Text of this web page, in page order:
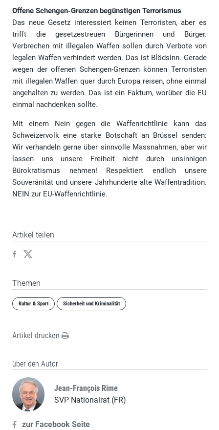
Offene Schengen-Grenzen begünstigen Terrorismus
Das neue Gesetz interessiert keinen Terroristen, aber es
trifft die gesetzestreuen Bürgerinnen und Bürger.
Verbrechen mit illegalen Waffen sollen durch Verbote von
legalen Waffen verhindert werden. Das ist Blödsinn. Gerade
wegen der offenen Schengen-Grenzen können Terroristen
mit illegalen Waffen quer durch Europa reisen, ohne einmal
angehalten zu werden. Das ist ein Faktum, worüber die EU
einmal nachdenken sollte.
Mit einem Nein gegen die Waffenrichtlinie kann das
Schweizervolk eine starke Botschaft an Brüssel senden:
Wir verhandeln gerne über sinnvolle Massnahmen, aber wir
lassen uns unsere Freiheit nicht durch unsinnigen
Bürokratismus nehmen! Respektiert endlich unsere
Souveränität und unsere Jahrhunderte alte Waffentradition.
NEIN zur EU-Waffenrichtlinie.
Artikel teilen
Themen
Kultur & Sport Sicherheit und Kriminalität
Artikel drucken
über den Autor
Jean-François Rime
SVP Nationalrat (FR)
zur Facebook Seite